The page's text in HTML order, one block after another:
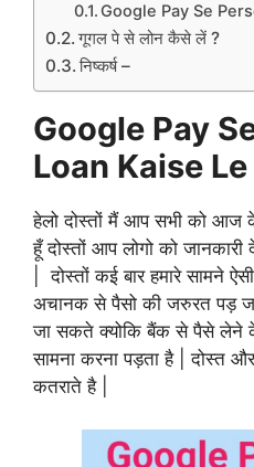
Google Pay Se
गूगल पे से लोन कैसे लें ?
निष्कर्ष –
Google Pay
Loan Kaise Le
हेलो दोस्तों मैं आप सभी को आज
हूँ दोस्तों आप लोगो को
| दोस्तों कई बार हमारे सामने
अचानक से पैसो की जरुरत पड़
जा सकते क्योकि बैंक से पैसे लेने के
सामना करना पड़ता है | दोस्त
कतराते है |